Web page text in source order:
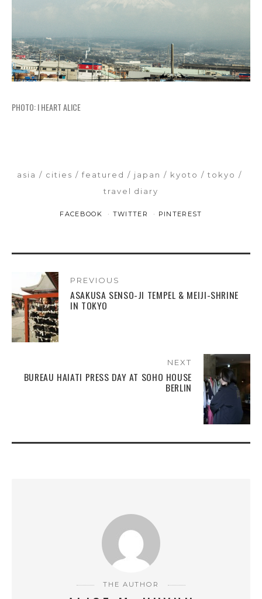
PHOTO: I HEART ALICE
asia cities featured japan kyoto
tokyo
travel diary
FACEBOOK TWITTER PINTEREST
PREVIOUS
ASAKUSA SENSO-JI TEMPEL & MEIJI-SHRINE
IN TOKYO
NEXT
BUREAU HAIATI PRESS DAY AT SOHO HOUSE
BERLIN
THE AUTHOR